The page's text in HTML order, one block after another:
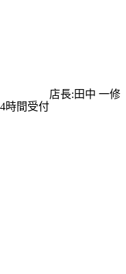
店長:田中 一修
時間受付